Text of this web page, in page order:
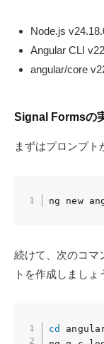
Node.js
Angular CLI
angular/core
Signal Formsの
まずはプロンプト
ng new
続けて、次のコマ
トを作成しましょ
cd